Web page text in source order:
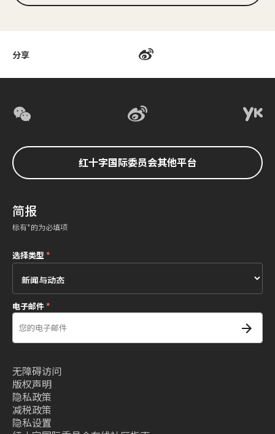
分享
红十字国际委员会其他平台
简报
标有*的为必填项
选择类型*
电子邮件*
无障碍访问
版权声明
隐私政策
减税政策
隐私设置